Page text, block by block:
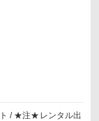
/ ★注★レンタル出